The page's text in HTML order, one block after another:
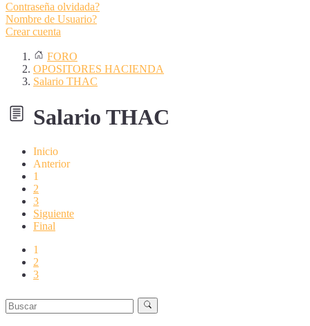
Contraseña olvidada?
Nombre de Usuario?
Crear cuenta
FORO
OPOSITORES HACIENDA
Salario THAC
Salario THAC
Inicio
Anterior
1
2
3
Siguiente
Final
1
2
3